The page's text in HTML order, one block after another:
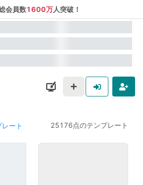
会員数1600万人突破！
ート 25176点のテンプレート